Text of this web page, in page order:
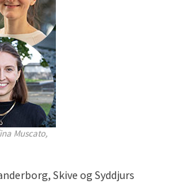
Muscato,
Skive og Syddjurs